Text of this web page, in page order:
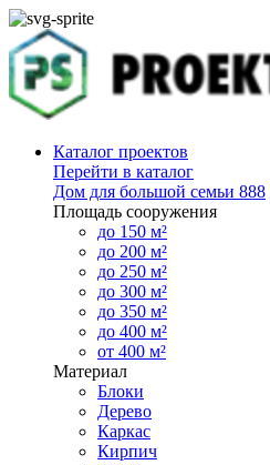
Каталог проектов
Перейти в каталог
Дом для большой семьи 888
Площадь сооружения
до 150 м²
до 200 м²
до 250 м²
до 300 м²
до 350 м²
до 400 м²
от 400 м²
Материал
Блоки
Дерево
Каркас
Кирпич